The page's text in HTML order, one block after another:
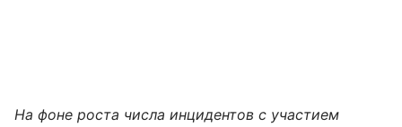
На фоне роста числа инцидентов с участием